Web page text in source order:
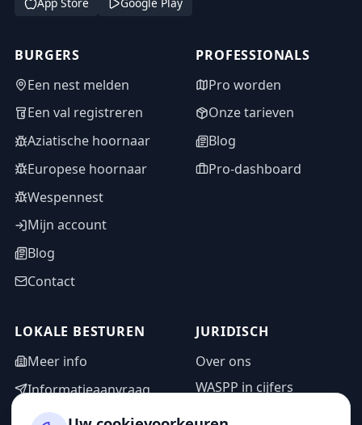
BURGERS
Een nest melden
Een val registreren
Aziatische hoornaar
Europese hoornaar
Wespennest
Mijn account
Blog
Contact
PROFESSIONALS
Pro worden
Onze tarieven
Blog
Pro-dashboard
LOKALE BESTUREN
Meer info
Informatieaanvraag
Adminzone
JURIDISCH
Over ons
WASPP in cijfers